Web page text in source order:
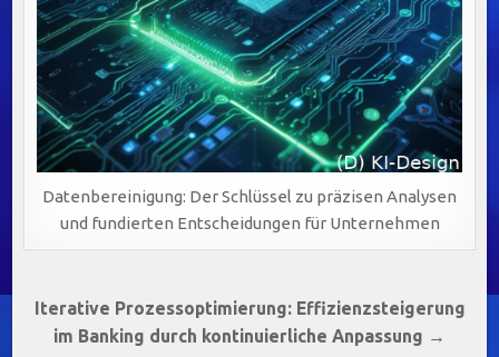
Datenbereinigung: Der Schlüssel zu präzisen Analysen
und fundierten Entscheidungen für Unternehmen
Beitragsnavigation
Iterative Prozessoptimierung: Effizienzsteigerung
im Banking durch kontinuierliche Anpassung →